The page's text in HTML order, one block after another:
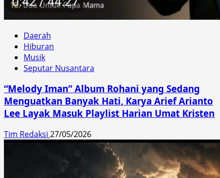
Daerah
Hiburan
Musik
Seputar Nusantara
“Melody Iman” Album Rohani yang Sedang
Menguatkan Banyak Hati, Karya Arief Arianto
Lee Layak Masuk Playlist Harian Umat Kristen
Tim Redaksi 27/05/2026